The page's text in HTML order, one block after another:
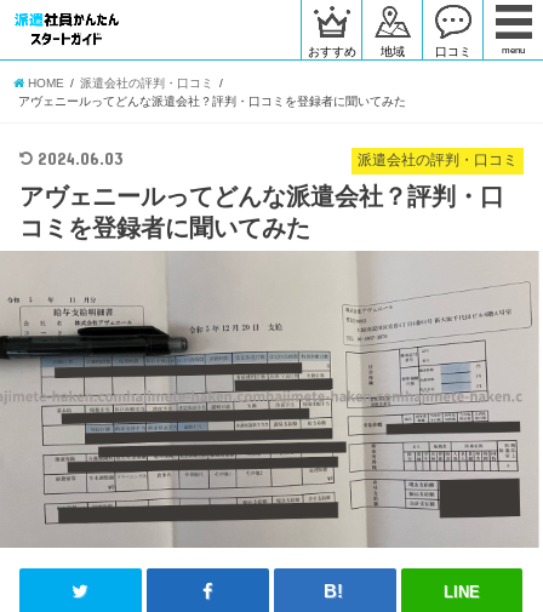
おすすめ 地域 口コミ menu
HOME
派遣会社の評判・口コミ
アヴェニールってどんな派遣会社？評判・口コミを登録者に聞いてみた
派遣会社の評判・口コミ
2024.06.03
アヴェニールってどんな派遣会社？評判・口
コミを登録者に聞いてみた
LINE